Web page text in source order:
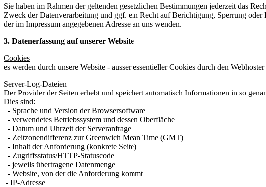
Sie haben im Rahmen der geltenden gesetzlichen Bestimmungen jederzeit das
Zweck der Datenverarbeitung und ggf. ein Recht auf Berichtigung, Sperrung
der im Impressum angegebenen Adresse an uns wenden.
3. Datenerfassung auf unserer Website
Cookies
es werden durch unsere Website - ausser essentieller Cookies durch den
Server-Log-Dateien
Der Provider der Seiten erhebt und speichert automatisch Informationen in so
Dies sind:
- Sprache und Version der Browsersoftware
- verwendetes Betriebssystem und dessen Oberfläche
- Datum und Uhrzeit der Serveranfrage
- Zeitzonendifferenz zur Greenwich Mean Time (GMT)
- Inhalt der Anforderung (konkrete Seite)
- Zugriffsstatus/HTTP-Statuscode
- jeweils übertragene Datenmenge
- Website, von der die Anforderung kommt
- IP-Adresse